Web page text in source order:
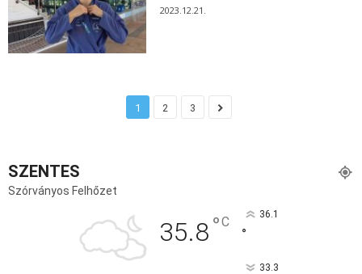
2023.12.21.
1 2 3
SZENTES
Szórványos Felhőzet
35.8°C 36.1
°
33.3